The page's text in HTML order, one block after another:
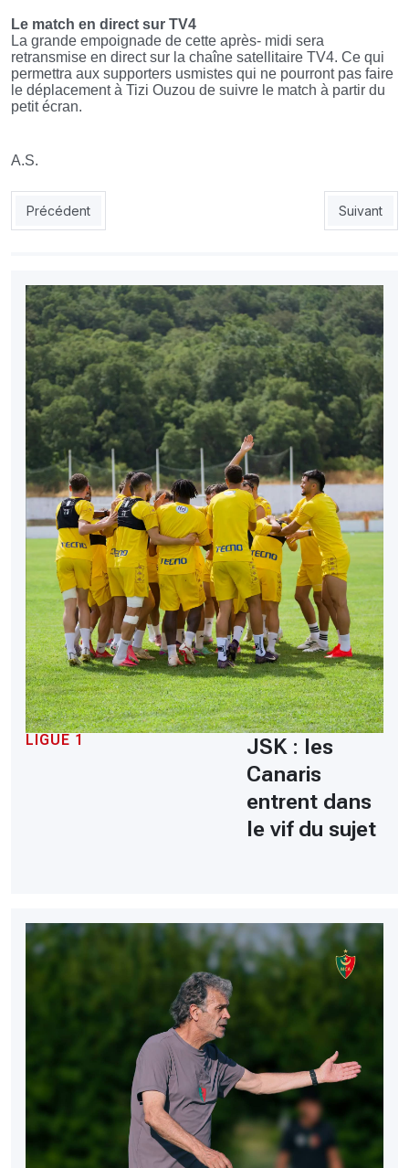
Le match en direct sur TV4
La grande empoignade de cette après- midi sera
retransmise en direct sur la chaîne satellitaire TV4. Ce qui
permettra aux supporters usmistes qui ne pourront pas faire
le déplacement à Tizi Ouzou de suivre le match à partir du
petit écran.
A.S.
Article précédent : JSK: Quitter cette maudite position de
Précédent Article
Suivant
LIGUE 1
JSK : les
Canaris
entrent dans
le vif du sujet